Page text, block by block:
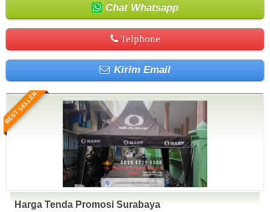
Chat Whatsapp
Telphone
Kirim Email
BEST SELLER
Harga Tenda Promosi Surabaya